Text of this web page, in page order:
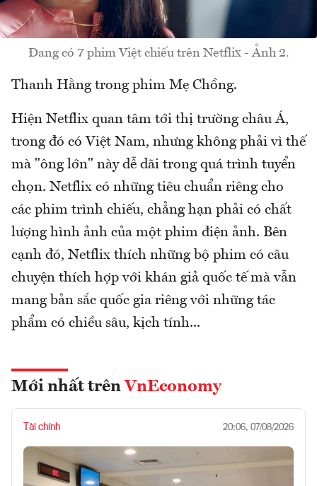
Đang có 7 phim Việt chiếu trên Netflix - Ảnh 2.
Thanh Hằng trong phim Mẹ Chồng.
Hiện Netflix quan tâm tới thị trường châu Á,
trong đó có Việt Nam, nhưng không phải vì thế
mà "ông lớn" này dễ dãi trong quá trình tuyển
chọn. Netflix có những tiêu chuẩn riêng cho
các phim trình chiếu, chẳng hạn phải có chất
lượng hình ảnh của một phim điện ảnh. Bên
cạnh đó, Netflix thích những bộ phim có câu
chuyện thích hợp với khán giả quốc tế mà vẫn
mang bản sắc quốc gia riêng với những tác
phẩm có chiều sâu, kịch tính...
Mới nhất trên VnEconomy
Tài chính 20:06, 07/08/2026